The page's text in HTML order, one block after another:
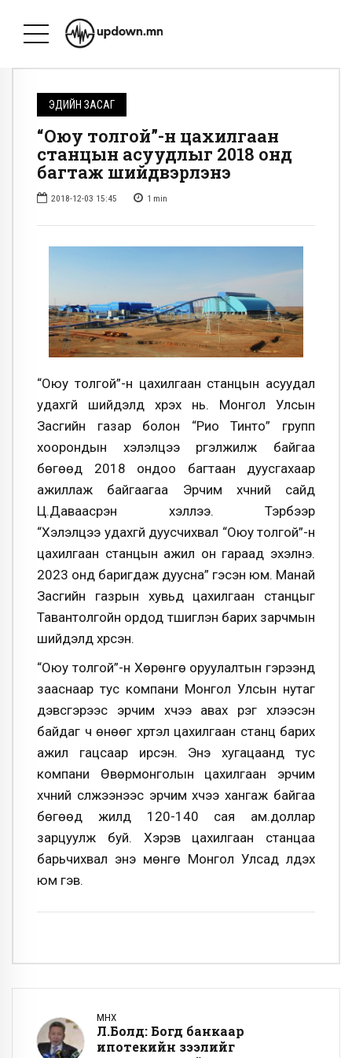
ЭДИЙН ЗАСАГ
“Оюу толгой”-н цахилгаан
станцын асуудлыг 2018 онд
багтаж шийдвэрлэнэ
2018-12-03 15:45 1 min
“Оюу толгой”-н цахилгаан станцын асуудал
удахгүй шийдэлд хүрэх нь. Монгол Улсын
Засгийн газар болон “Рио Тинто” групп
хоорондын хэлэлцээ үргэлжилж байгаа
бөгөөд 2018 ондоо багтаан дуусгахаар
ажиллаж байгаагаа Эрчим хүчний сайд
Ц.Даваасүрэн хэллээ. Тэрбээр
“Хэлэлцээ удахгүй дуусчихвал “Оюу толгой”-н
цахилгаан станцын ажил он гараад эхэлнэ.
2023 онд баригдаж дуусна” гэсэн юм. Манай
Засгийн газрын хувьд цахилгаан станцыг
Тавантолгойн ордод түшиглэн барих зарчмын
шийдэлд хүрсэн.
“Оюу толгой”-н Хөрөнгө оруулалтын гэрээнд
зааснаар тус компани Монгол Улсын нутаг
дэвсгэрээс эрчим хүчээ авах үүрэг хүлээсэн
байдаг ч өнөөг хүртэл цахилгаан станц барих
ажил гацсаар ирсэн. Энэ хугацаанд тус
компани Өвөрмонголын цахилгаан эрчим
хүчний сүлжээнээс эрчим хүчээ хангаж байгаа
бөгөөд жилд 120-140 сая ам.доллар
зарцуулж буй. Хэрэв цахилгаан станцаа
барьчихвал энэ мөнгө Монгол Улсад үлдэх
юм гэв.
ӨМНӨХ
Л.Болд: Богд банкаар
ипотекийн зээлийг